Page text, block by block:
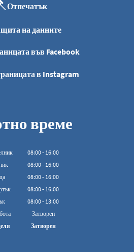
Отпечатък
на данните
във Facebook
в Instagram
време
08:00- 16:00
От 08:00 до 16:00
08:00- 16:00
От 08:00 до 16:00
08:00- 16:00
От 08:00 до 16:00
08:00- 16:00
От 08:00 до 16:00
08:00- 13:00
Затворен
Затворен